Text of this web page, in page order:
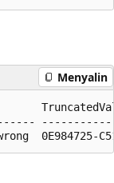
Menyalin